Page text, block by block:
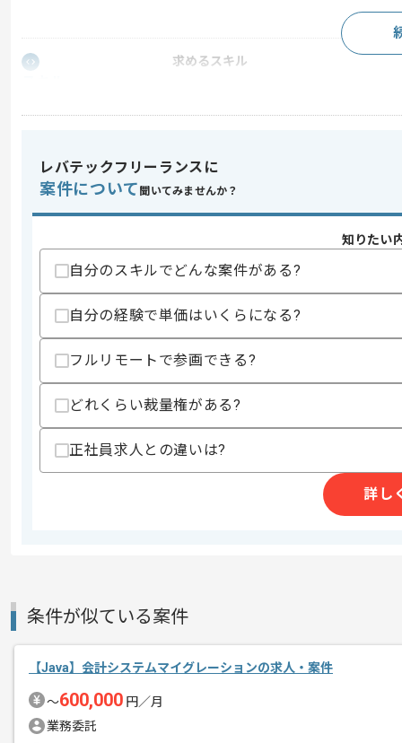
求めるスキル
・JavaやC#.NET、Pythonに関する知
上記に似た経験やスキルをお持ちであれば申
精算・お支払い
精算条件
有
精算基準時間
140時間〜180時間
支払いサイト
15日
その他募集要項
商談回数
2回
募集人数
これまでのご経験を活かしたい方にお
※リモート頻度は習熟度や状況に応じて
レバテックフリーランスに
案件について 聞いてみませんか？
知りたい
自分のスキルでどんな案件がある?
自分の経験で単価はいくらになる?
フルリモートで参画できる?
どれくらい裁量権がある?
正社員求人との違いは?
詳し
条件が似ている案件
【Java】会計システムマイグレーションの求人・案件
〜600,000 円／月
業務委託